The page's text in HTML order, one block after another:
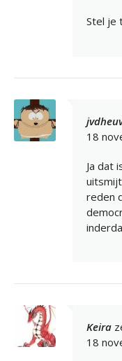
Stel je
18
Ja dat
reden
Keira
18